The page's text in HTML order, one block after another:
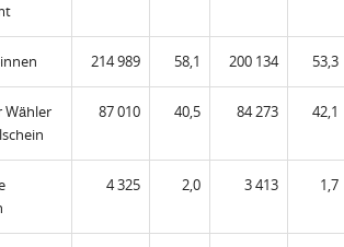
214 989 58,1 200 134 53,3
Wähler
87 010 40,5 84 273 42,1
4 325 2,0 3 413 1,7